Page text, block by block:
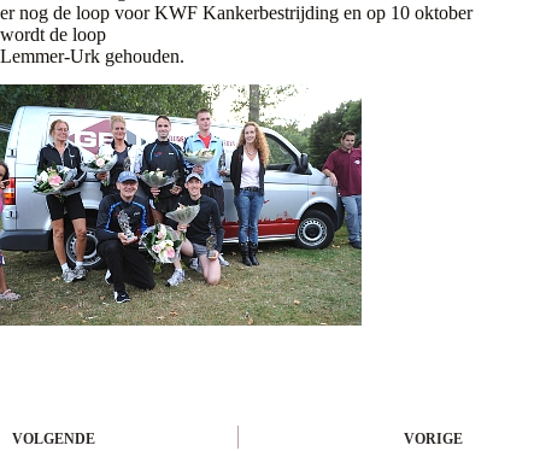
er nog de loop voor KWF Kankerbestrijding en op 10 oktober
wordt de loop
Lemmer-Urk gehouden.
VORIGE
VOLGENDE